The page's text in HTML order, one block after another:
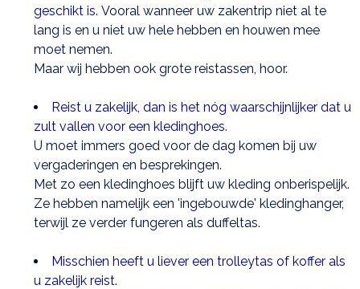
geschikt is. Vooral wanneer uw zakentrip niet al te
lang is en u niet uw hele hebben en houwen mee
moet nemen.
Maar wij hebben ook grote reistassen, hoor.
Reist u zakelijk, dan is het nóg waarschijnlijker dat u
zult vallen voor een kledinghoes.
U moet immers goed voor de dag komen bij uw
vergaderingen en besprekingen.
Met zo een kledinghoes blijft uw kleding onberispelijk.
Ze hebben namelijk een 'ingebouwde' kledinghanger,
terwijl ze verder fungeren als duffeltas.
Misschien heeft u liever een trolleytas of koffer als
u zakelijk reist.